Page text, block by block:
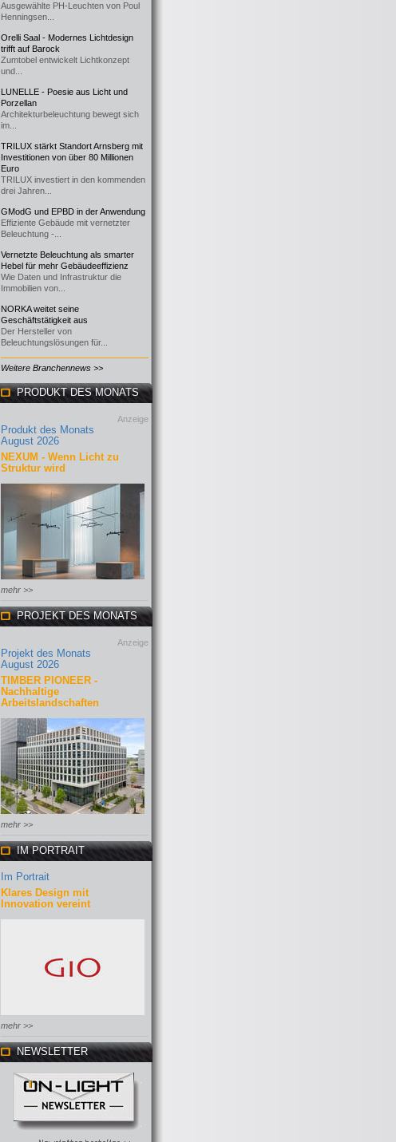
Ausgewählte PH-Leuchten von Poul
Henningsen...
Orelli Saal - Modernes Lichtdesign
trifft auf Barock
Zumtobel entwickelt Lichtkonzept
und...
LUNELLE - Poesie aus Licht und
Porzellan
Architekturbeleuchtung bewegt sich
im...
TRILUX stärkt Standort Arnsberg mit
Investitionen von über 80 Millionen
Euro
TRILUX investiert in den kommenden
drei Jahren...
GModG und EPBD in der Anwendung
Effiziente Gebäude mit vernetzter
Beleuchtung -...
Vernetzte Beleuchtung als smarter
Hebel für mehr Gebäudeeffizienz
Wie Daten und Infrastruktur die
Immobilien von...
NORKA weitet seine
Geschäftstätigkeit aus
Der Hersteller von
Beleuchtungslösungen für...
Weitere Branchennews >>
PRODUKT DES MONATS
Anzeige
Produkt des Monats
August 2026
NEXUM - Wenn Licht zu
Struktur wird
mehr >>
PROJEKT DES MONATS
Anzeige
Projekt des Monats
August 2026
TIMBER PIONEER -
Nachhaltige
Arbeitslandschaften
mehr >>
IM PORTRAIT
Im Portrait
Klares Design mit
Innovation vereint
mehr >>
NEWSLETTER